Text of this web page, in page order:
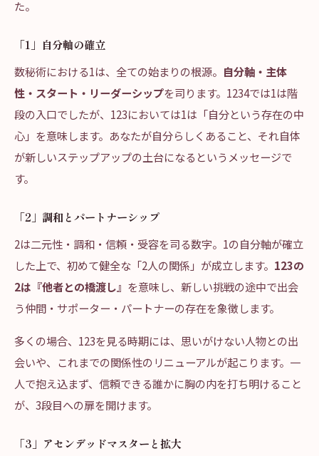
た。
「1」自分軸の確立
数秘術における1は、全ての始まりの根源。 自分軸・主体
性・スタート・リーダーシップを司ります。1234では1は階
段の入口でしたが、123においては1は「自分という存在の中
心」を意味します。あなたが自分らしくあること、それ自体
が新しいステップアップの土台になるというメッセージで
す。
「2」調和とパートナーシップ
2は二元性・調和・信頼・受容を司る数字。1の自分軸が確立
した上で、初めて健全な「2人の関係」が成立します。 123の
2は『他者との橋渡し』 を意味し、新しい挑戦の途中で出会
う仲間・サポーター・パートナーの存在を象徴します。
多くの場合、123を見る時期には、思いがけない人物との出
会いや、これまでの関係性のリニューアルが起こります。一
人で抱え込まず、信頼できる誰かに胸の内を打ち明けること
が、3段目への扉を開けます。
「3」アセンデッドマスターと拡大